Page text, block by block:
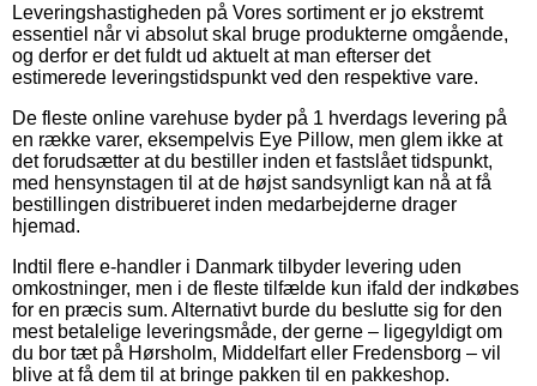
Leveringshastigheden på Vores sortiment er jo ekstremt
essentiel når vi absolut skal bruge produkterne omgående,
og derfor er det fuldt ud aktuelt at man efterser det
estimerede leveringstidspunkt ved den respektive vare.
De fleste online varehuse byder på 1 hverdags levering på
en række varer, eksempelvis Eye Pillow, men glem ikke at
det forudsætter at du bestiller inden et fastslået tidspunkt,
med hensynstagen til at de højst sandsynligt kan nå at få
bestillingen distribueret inden medarbejderne drager
hjemad.
Indtil flere e-handler i Danmark tilbyder levering uden
omkostninger, men i de fleste tilfælde kun ifald der indkøbes
for en præcis sum. Alternativt burde du beslutte sig for den
mest betalelige leveringsmåde, der gerne – ligegyldigt om
du bor tæt på Hørsholm, Middelfart eller Fredensborg – vil
blive at få dem til at bringe pakken til en pakkeshop.